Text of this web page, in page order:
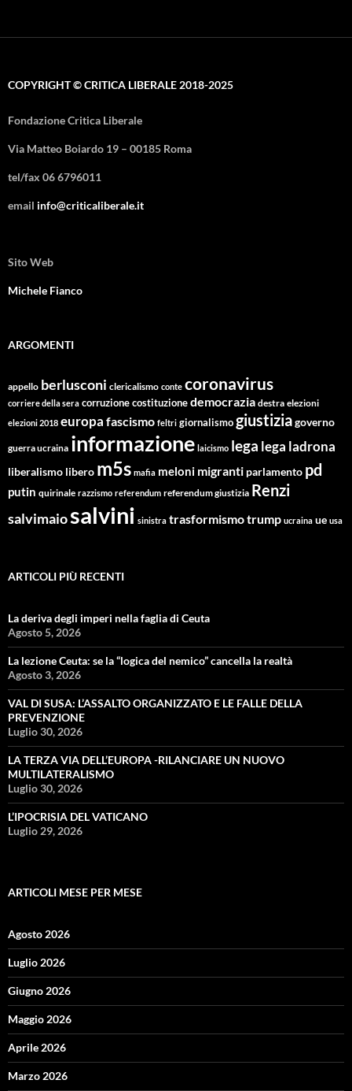
COPYRIGHT © CRITICA LIBERALE 2018-2025
Fondazione Critica Liberale
Via Matteo Boiardo 19 – 00185 Roma
tel/fax 06 6796011
email info@criticaliberale.it
Sito Web
Michele Fianco
ARGOMENTI
appello berlusconi clericalismo conte coronavirus
corriere della sera corruzionecostituzionedemocrazia destra elezioni
elezioni 2018 europa fascismo feltri giornalismogiustiziagoverno
guerra ucraina informazione laicismo lega lega ladrona
liberalismo libero m5s mafia meloni migranti parlamento pd
putin quirinale razzismo referendum referendum giustizia Renzi
salvimaiosalvini sinistra trasformismotrump ucraina ue usa
ARTICOLI PIÙ RECENTI
La deriva degli imperi nella faglia di Ceuta
Agosto 5, 2026
La lezione Ceuta: se la “logica del nemico” cancella la realtà
Agosto 3, 2026
VAL DI SUSA: L’ASSALTO ORGANIZZATO E LE FALLE DELLA
PREVENZIONE
Luglio 30, 2026
LA TERZA VIA DELL’EUROPA -RILANCIARE UN NUOVO
MULTILATERALISMO
Luglio 30, 2026
L’IPOCRISIA DEL VATICANO
Luglio 29, 2026
ARTICOLI MESE PER MESE
Agosto 2026
Luglio 2026
Giugno 2026
Maggio 2026
Aprile 2026
Marzo 2026